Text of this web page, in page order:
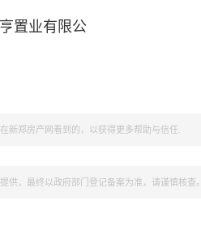
置业有限公
新郑房产网看到的，以获得更多帮助与信任.
供，最终以政府部门登记备案为准，请谨慎核查。